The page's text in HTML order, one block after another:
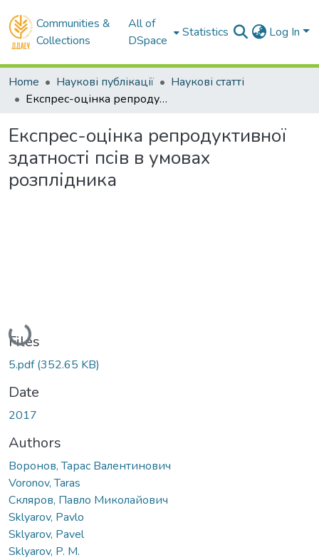
Communities &
Collections
All of
DSpace
Statistics Log In
Home Наукові публікації
Наукові статті
Експрес-оцінка репродуктивної здатності псів в умовах розплідника
Експрес-оцінка репродуктивної
здатності псів в умовах
розплідника
Loading...
Files
5.pdf(352.65 KB)
Date
2017
Authors
Воронов, Тарас Валентинович
Voronov, Taras
Скляров, Павло Миколайович
Sklyarov, Pavlo
Sklyarov, Pavel
Sklyarov, P. M.